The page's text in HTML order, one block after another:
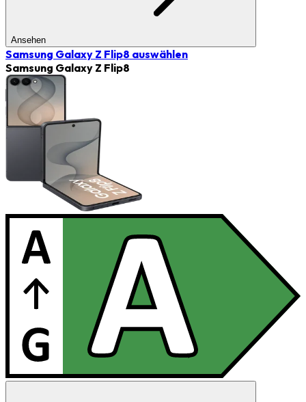
Ansehen
Samsung Galaxy Z Flip8 auswählen
Samsung Galaxy Z Flip8